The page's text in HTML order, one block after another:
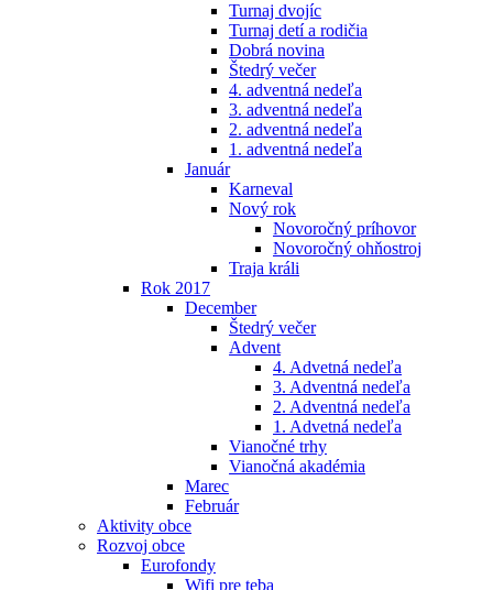
Turnaj dvojíc
Turnaj detí a rodičia
Dobrá novina
Štedrý večer
4. adventná nedeľa
3. adventná nedeľa
2. adventná nedeľa
1. adventná nedeľa
Január
Karneval
Nový rok
Novoročný príhovor
Novoročný ohňostroj
Traja králi
Rok 2017
December
Štedrý večer
Advent
4. Advetná nedeľa
3. Adventná nedeľa
2. Adventná nedeľa
1. Advetná nedeľa
Vianočné trhy
Vianočná akadémia
Marec
Február
Aktivity obce
Rozvoj obce
Eurofondy
Wifi pre teba